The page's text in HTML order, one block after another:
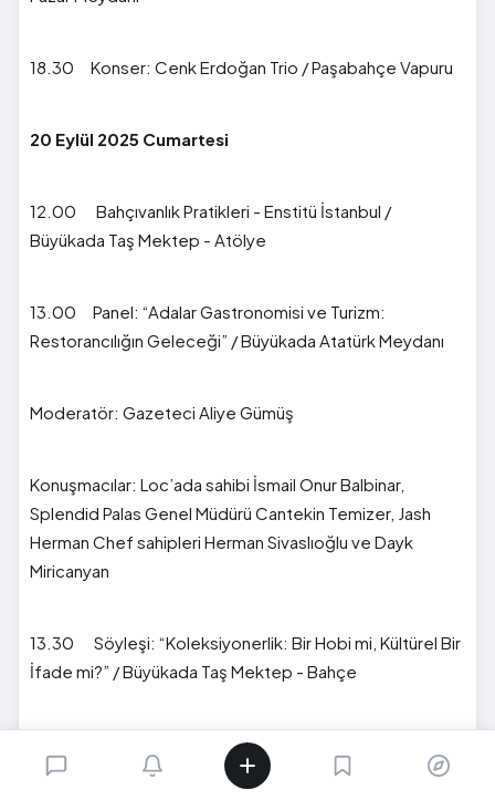
18.30 Konser: Cenk Erdoğan Trio / Paşabahçe Vapuru
20 Eylül 2025 Cumartesi
12.00 Bahçıvanlık Pratikleri - Enstitü İstanbul /
Büyükada Taş Mektep - Atölye
13.00 Panel: “Adalar Gastronomisi ve Turizm:
Restorancılığın Geleceği” / Büyükada Atatürk Meydanı
Moderatör: Gazeteci Aliye Gümüş
Konuşmacılar: Loc’ada sahibi İsmail Onur Balbinar,
Splendid Palas Genel Müdürü Cantekin Temizer, Jash
Herman Chef sahipleri Herman Sivaslıoğlu ve Dayk
Miricanyan
13.30 Söyleşi: “Koleksiyonerlik: Bir Hobi mi, Kültürel Bir
İfade mi?” / Büyükada Taş Mektep - Bahçe
Kağan Atsüren, Altuğ Şenel